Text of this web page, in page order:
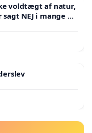
af natur,
NEJ i mange år.